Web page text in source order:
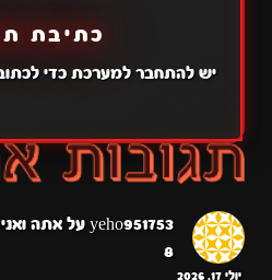
כתיבת
יש להתחבר למערכתכדי
yeho951753 על
8
יולי 17, 2026